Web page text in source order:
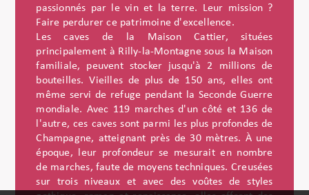
passionnés par le vin et la terre. Leur mission ?
Faire perdurer ce patrimoine d'excellence.
Les caves de la Maison Cattier, situées
principalement à Rilly-la-Montagne sous la Maison
familiale, peuvent stocker jusqu'à 2 millions de
bouteilles. Vieilles de plus de 150 ans, elles ont
même servi de refuge pendant la Seconde Guerre
mondiale. Avec 119 marches d'un côté et 136 de
l'autre, ces caves sont parmi les plus profondes de
Champagne, atteignant près de 30 mètres. À une
époque, leur profondeur se mesurait en nombre
de marches, faute de moyens techniques. Creusées
sur trois niveaux et avec des voûtes de styles